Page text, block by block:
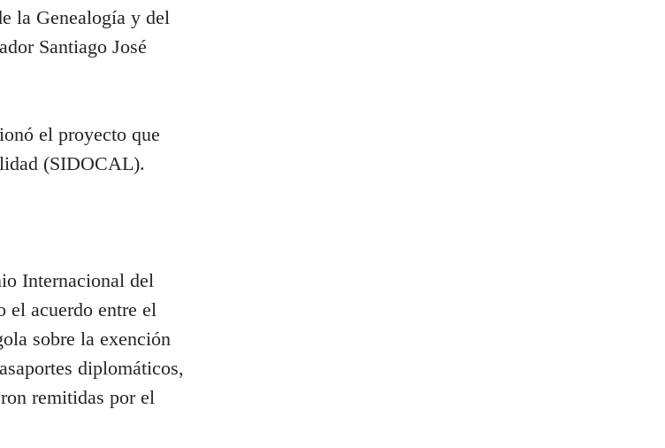
la Genealogía y del
Santiago José
el proyecto que
(SIDOCAL).
Internacional del
el acuerdo entre el
sobre la exención
diplomáticos,
remitidas por el